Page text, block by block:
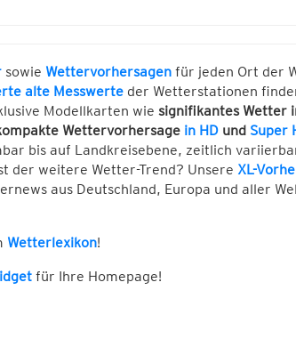
sowie Wettervorhersagenfür jeden Ort der
alte Messwerteder Wetterstationen
Modellkarten wie signifikantes Wetter
Wettervorhersage in HDund Super
bis auf Landkreisebene, zeitlich
der weitere Wetter-Trend? Unsere XL-
aus Deutschland, Europa und aller
Wetterlexikon!
für Ihre Homepage!